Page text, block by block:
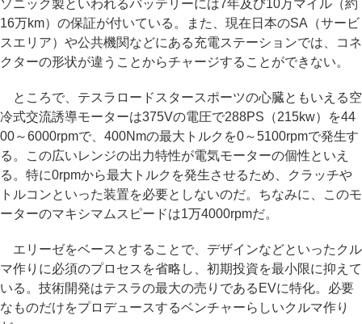
ソニック製といわれるバッテリーには7年及び10万マイル（約
16万km）の保証が付いている。また、現在日本のSA（サービ
スエリア）や公共機関などにある充電ステーションでは、コネ
クターの形状が違うことからチャージすることができない。
ところで、テスラロードスタースポーツの心臓ともいえる空
冷式交流誘導モーターは375Vの電圧で288PS（215kw）を44
00～6000rpmで、400Nmの最大トルクを0～5100rpmで発生す
る。この広いレンジの出力特性が電気モーターの個性といえ
る。特に0rpmから最大トルクを発生させるため、クラッチや
トルコンといった装置を必要としないのだ。ちなみに、このモ
ーターのマキシマムスピードは1万4000rpmだ。
エリーゼをベースとすることで、デザインなどといったクル
マ作りに必須のプロセスを省略し、初期投資を最小限に抑えて
いる。技術開発はテスラの最大の売りであるEVに特化。必要
なものだけをプロデュースするベンチャーらしいクルマ作り